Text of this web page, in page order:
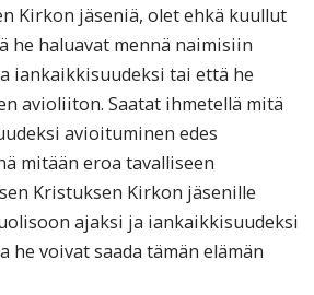
Kirkon jäseniä, olet ehkä kuullut
he haluavat mennä naimisiin
iankaikkisuudeksi tai että he
avioliiton. Saatat ihmetellä mitä
avioituminen edes
mitään eroa tavalliseen
Kristuksen Kirkon jäsenille
ajaksi ja iankaikkisuudeksi
he voivat saada tämän elämän